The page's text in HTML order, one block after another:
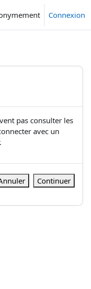
Connexion
pas consulter les
avec un
Continuer